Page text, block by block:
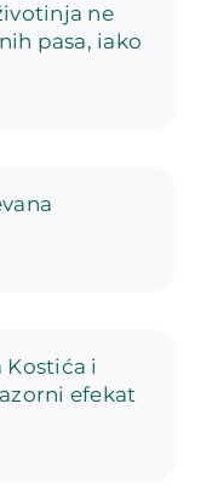
ne
pasa, iako
i
efekat